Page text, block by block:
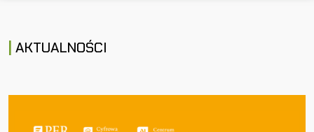
AKTUALNOŚCI